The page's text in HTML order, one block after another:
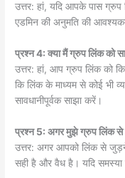
उत्तर: हां, यदि आपके पास
एडमिन की अनुमति की
प्रश्न 4: क्या मैं ग्रुप लिंक को
उत्तर: हां, आप ग्रुप लिंक को
कि लिंक के माध्यम से कोई भी
सावधानीपूर्वक साझा करें।
प्रश्न 5: अगर मुझे ग्रुप लिंक से
उत्तर: अगर आपको लिंक से
सही है और वैध है। यदि समस्या